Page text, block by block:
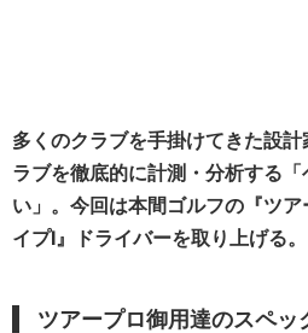
多くのクラブを手掛けてきた設
ラブを徹底的に計測・分析する
い」。今回は本間ゴルフの『ツア
イプⅠ』ドライバーを取り上げる。
ツアープロ御用達のスペッ